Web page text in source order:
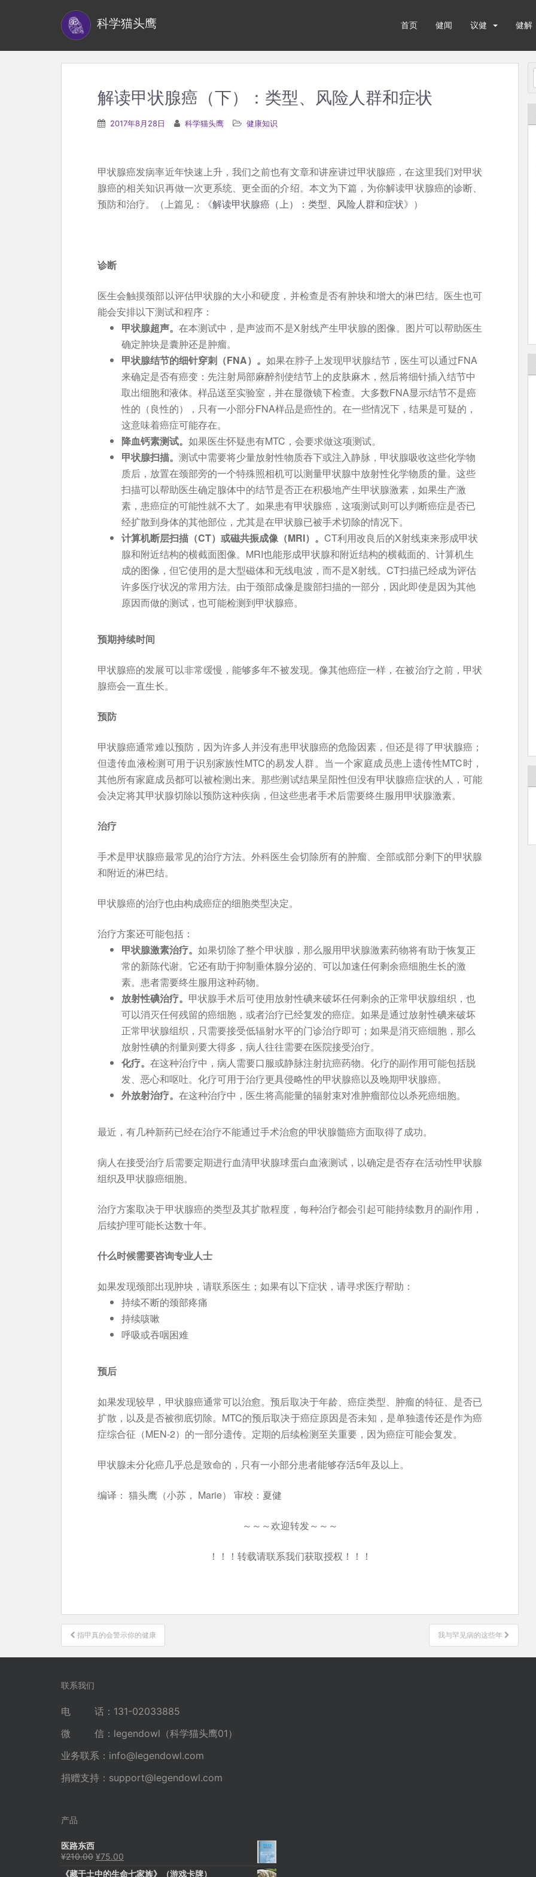
科学猫头鹰 首页 健闻 议健 健解
解读甲状腺癌（下）：类型、风险人群和症状
2017年8月28日 科学猫头鹰 健康知识
甲状腺癌发病率近年快速上升，我们之前也有文章和讲座讲过甲状腺癌，在这里我们对甲状
腺癌的相关知识再做一次更系统、更全面的介绍。本文为下篇，为你解读甲状腺癌的诊断、
预防和治疗。（上篇见：《解读甲状腺癌（上）：类型、风险人群和症状》）
诊断
医生会触摸颈部以评估甲状腺的大小和硬度，并检查是否有肿块和增大的淋巴结。医生也可
能会安排以下测试和程序：
甲状腺超声。 在本测试中，是声波而不是X射线产生甲状腺的图像。图片可以帮助医生
确定肿块是囊肿还是肿瘤。
甲状腺结节的细针穿刺（FNA）。 如果在脖子上发现甲状腺结节，医生可以通过FNA
来确定是否有癌变：先注射局部麻醉剂使结节上的皮肤麻木，然后将细针插入结节中
取出细胞和液体。样品送至实验室，并在显微镜下检查。大多数FNA显示结节不是癌
性的（良性的），只有一小部分FNA样品是癌性的。在一些情况下，结果是可疑的，
这意味着癌症可能存在。
降血钙素测试。 如果医生怀疑患有MTC，会要求做这项测试。
甲状腺扫描。 测试中需要将少量放射性物质吞下或注入静脉，甲状腺吸收这些化学物
质后，放置在颈部旁的一个特殊照相机可以测量甲状腺中放射性化学物质的量。这些
扫描可以帮助医生确定腺体中的结节是否正在积极地产生甲状腺激素，如果生产激
素，患癌症的可能性就不大了。如果患有甲状腺癌，这项测试则可以判断癌症是否已
经扩散到身体的其他部位，尤其是在甲状腺已被手术切除的情况下。
计算机断层扫描（CT）或磁共振成像（MRI）。 CT利用改良后的X射线束来形成甲状
腺和附近结构的横截面图像。MRI也能形成甲状腺和附近结构的横截面的、计算机生
成的图像，但它使用的是大型磁体和无线电波，而不是X射线。CT扫描已经成为评估
许多医疗状况的常用方法。由于颈部成像是腹部扫描的一部分，因此即使是因为其他
原因而做的测试，也可能检测到甲状腺癌。
预期持续时间
甲状腺癌的发展可以非常缓慢，能够多年不被发现。像其他癌症一样，在被治疗之前，甲状
腺癌会一直生长。
预防
甲状腺癌通常难以预防，因为许多人并没有患甲状腺癌的危险因素，但还是得了甲状腺癌；
但遗传血液检测可用于识别家族性MTC的易发人群。当一个家庭成员患上遗传性MTC时，
其他所有家庭成员都可以被检测出来。那些测试结果呈阳性但没有甲状腺癌症状的人，可能
会决定将其甲状腺切除以预防这种疾病，但这些患者手术后需要终生服用甲状腺激素。
治疗
手术是甲状腺癌最常见的治疗方法。外科医生会切除所有的肿瘤、全部或部分剩下的甲状腺
和附近的淋巴结。
甲状腺癌的治疗也由构成癌症的细胞类型决定。
治疗方案还可能包括：
甲状腺激素治疗。 如果切除了整个甲状腺，那么服用甲状腺激素药物将有助于恢复正
常的新陈代谢。它还有助于抑制垂体腺分泌的、可以加速任何剩余癌细胞生长的激
素。患者需要终生服用这种药物。
放射性碘治疗。 甲状腺手术后可使用放射性碘来破坏任何剩余的正常甲状腺组织，也
可以消灭任何残留的癌细胞，或者治疗已经复发的癌症。如果是通过放射性碘来破坏
正常甲状腺组织，只需要接受低辐射水平的门诊治疗即可；如果是消灭癌细胞，那么
放射性碘的剂量则要大得多，病人往往需要在医院接受治疗。
化疗。 在这种治疗中，病人需要口服或静脉注射抗癌药物。化疗的副作用可能包括脱
发、恶心和呕吐。化疗可用于治疗更具侵略性的甲状腺癌以及晚期甲状腺癌。
外放射治疗。 在这种治疗中，医生将高能量的辐射束对准肿瘤部位以杀死癌细胞。
最近，有几种新药已经在治疗不能通过手术治愈的甲状腺髓癌方面取得了成功。
病人在接受治疗后需要定期进行血清甲状腺球蛋白血液测试，以确定是否存在活动性甲状腺
组织及甲状腺癌细胞。
治疗方案取决于甲状腺癌的类型及其扩散程度，每种治疗都会引起可能持续数月的副作用，
后续护理可能长达数十年。
什么时候需要咨询专业人士
如果发现颈部出现肿块，请联系医生；如果有以下症状，请寻求医疗帮助：
持续不断的颈部疼痛
持续咳嗽
呼吸或吞咽困难
预后
如果发现较早，甲状腺癌通常可以治愈。预后取决于年龄、癌症类型、肿瘤的特征、是否已
扩散，以及是否被彻底切除。MTC的预后取决于癌症原因是否未知，是单独遗传还是作为癌
症综合征（MEN-2）的一部分遗传。定期的后续检测至关重要，因为癌症可能会复发。
甲状腺未分化癌几乎总是致命的，只有一小部分患者能够存活5年及以上。
编译： 猫头鹰（小苏， Marie） 审校：夏健
～～～欢迎转发～～～
！！！转载请联系我们获取授权！！！
文
章
导
指甲真的会警示你的健康 我与罕见病的这些年
联系我们
电 话：131-02033885
微 信：legendowl（科学猫头鹰01）
业务联系： info@legendowl.com
捐赠支持： support@legendowl.com
产品
医路东西
¥210.00 原
¥75.00
《藏于土中的生命七家族》（游戏卡牌）